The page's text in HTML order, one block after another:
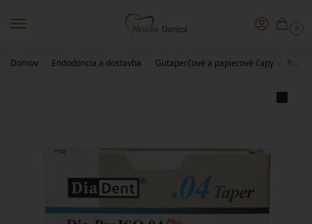
0
Domov Endodoncia a dostavba Gutaperčové a papierové čapy Papierové čapy 04/80 DiaDent